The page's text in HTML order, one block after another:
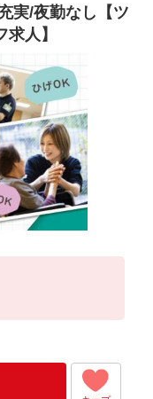
実/夜勤なし【ツ
人】